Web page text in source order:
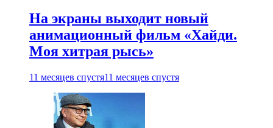
На экраны выходит новый
анимационный фильм «Хайди.
Моя хитрая рысь»
11 месяцев спустя11 месяцев спустя